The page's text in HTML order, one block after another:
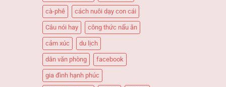
cà-phê cách nuôi dạy con cái
Câu nói hay công thức nấu ăn
cảm xúc du lịch
dân văn phòng facebook
gia đình hạnh phúc